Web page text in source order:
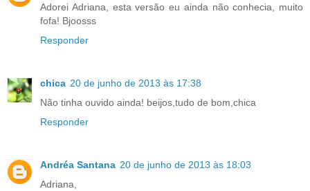
Adorei Adriana, esta versão eu ainda não conhecia, muito
fofa! Bjoosss
Responder
chica 20 de junho de 2013 às 17:38
Não tinha ouvido ainda! beijos,tudo de bom,chica
Responder
Andréa Santana 20 de junho de 2013 às 18:03
Adriana,